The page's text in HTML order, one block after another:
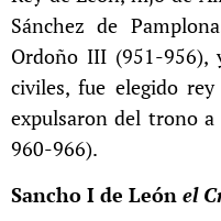
Sánchez de
Ordoño III (951-956),
civiles, fue elegido
expulsaron del trono
960-966).
Sancho I de León el